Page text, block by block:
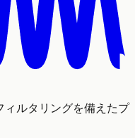
ルタリングを備えたプ